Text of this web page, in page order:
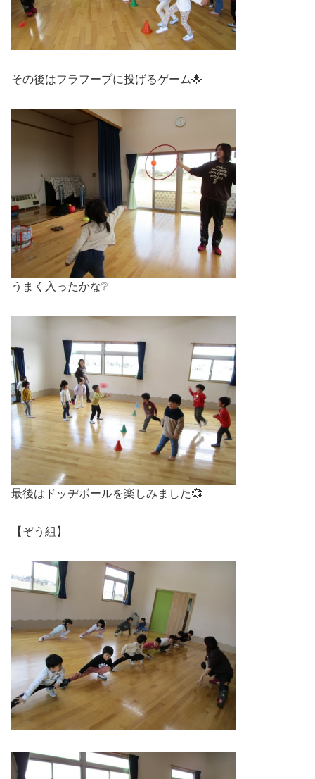
その後はフラフープに投げるゲーム🌟
うまく入ったかな❔
最後はドッヂボールを楽しみました💞
【ぞう組】